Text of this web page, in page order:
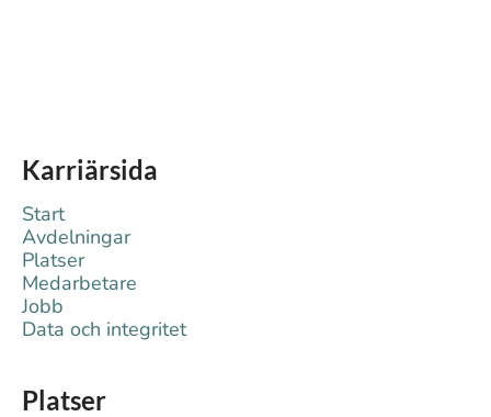
Karriärsida
Start
Avdelningar
Platser
Medarbetare
Jobb
Data och integritet
Platser